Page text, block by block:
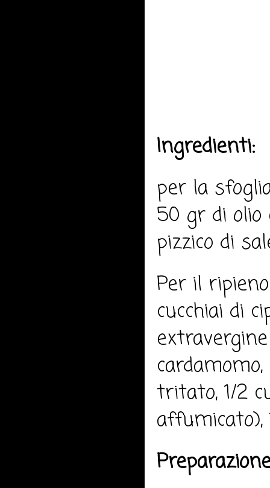
Ingredienti:
per la
50 gr di olio
pizzico di
Per il
cucchiai di
tritato, 1/2
affumicato),